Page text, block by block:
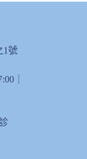
1號
｜